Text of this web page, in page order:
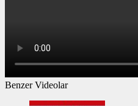
Benzer Videolar